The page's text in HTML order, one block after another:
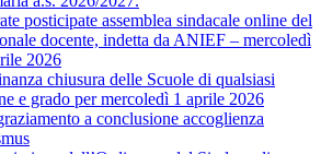
posticipate assemblea sindacale online del
docente, indetta da ANIEF – mercoledì
2026
chiusura delle Scuole di qualsiasi
e grado per mercoledì 1 aprile 2026
a conclusione accoglienza